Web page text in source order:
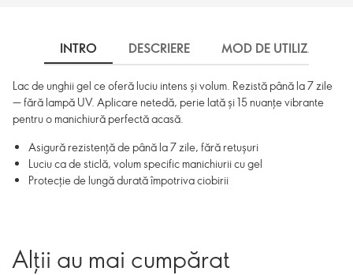
INTRO DESCRIERE MOD DE UTILIZARE
Lac de unghii gel ce oferă luciu intens și volum. Rezistă până la 7 zile
— fără lampă UV. Aplicare netedă, perie lată și 15 nuanțe vibrante
pentru o manichiură perfectă acasă.
Asigură rezistență de până la 7 zile, fără retușuri
Luciu ca de sticlă, volum specific manichiurii cu gel
Protecție de lungă durată împotriva ciobirii
Alții au mai cumpărat